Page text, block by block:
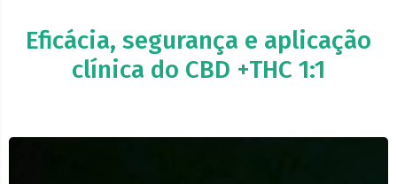
Eficácia, segurança e aplicação
clínica do CBD +THC 1:1